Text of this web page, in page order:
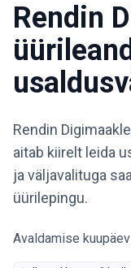
Rendin
Rendin
aitab kiirelt leida
ja väljavalituga
üürilepingu.
Avaldamise